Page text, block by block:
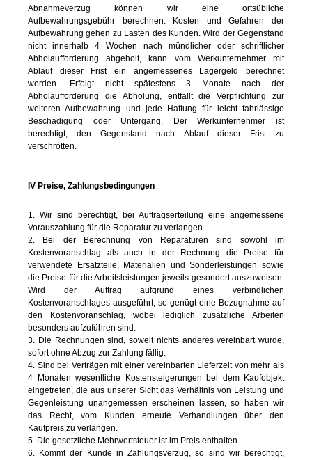
Abnahmeverzug können wir eine ortsübliche
Aufbewahrungsgebühr berechnen. Kosten und Gefahren der
Aufbewahrung gehen zu Lasten des Kunden. Wird der Gegenstand
nicht innerhalb 4 Wochen nach mündlicher oder schriftlicher
Abholaufforderung abgeholt, kann vom Werkunternehmer mit
Ablauf dieser Frist ein angemessenes Lagergeld berechnet
werden. Erfolgt nicht spätestens 3 Monate nach der
Abholaufforderung die Abholung, entfällt die Verpflichtung zur
weiteren Aufbewahrung und jede Haftung für leicht fahrlässige
Beschädigung oder Untergang. Der Werkunternehmer ist
berechtigt, den Gegenstand nach Ablauf dieser Frist zu
verschrotten.
IV Preise, Zahlungsbedingungen
1. Wir sind berechtigt, bei Auftragserteilung eine angemessene
Vorauszahlung für die Reparatur zu verlangen.
2. Bei der Berechnung von Reparaturen sind sowohl im
Kostenvoranschlag als auch in der Rechnung die Preise für
verwendete Ersatzteile, Materialien und Sonderleistungen sowie
die Preise für die Arbeitsleistungen jeweils gesondert auszuweisen.
Wird der Auftrag aufgrund eines verbindlichen
Kostenvoranschlages ausgeführt, so genügt eine Bezugnahme auf
den Kostenvoranschlag, wobei lediglich zusätzliche Arbeiten
besonders aufzuführen sind.
3. Die Rechnungen sind, soweit nichts anderes vereinbart wurde,
sofort ohne Abzug zur Zahlung fällig.
4. Sind bei Verträgen mit einer vereinbarten Lieferzeit von mehr als
4 Monaten wesentliche Kostensteigerungen bei dem Kaufobjekt
eingetreten, die aus unserer Sicht das Verhältnis von Leistung und
Gegenleistung unangemessen erscheinen lassen, so haben wir
das Recht, vom Kunden erneute Verhandlungen über den
Kaufpreis zu verlangen.
5. Die gesetzliche Mehrwertsteuer ist im Preis enthalten.
6. Kommt der Kunde in Zahlungsverzug, so sind wir berechtigt,